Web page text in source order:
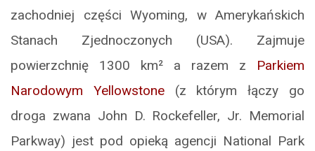
zachodniej części Wyoming, w Amerykańskich
Stanach Zjednoczonych (USA). Zajmuje
powierzchnię 1300 km² a razem z Parkiem
Narodowym Yellowstone(z którym łączy go
droga zwana John D. Rockefeller, Jr. Memorial
Parkway) jest pod opieką agencji National Park